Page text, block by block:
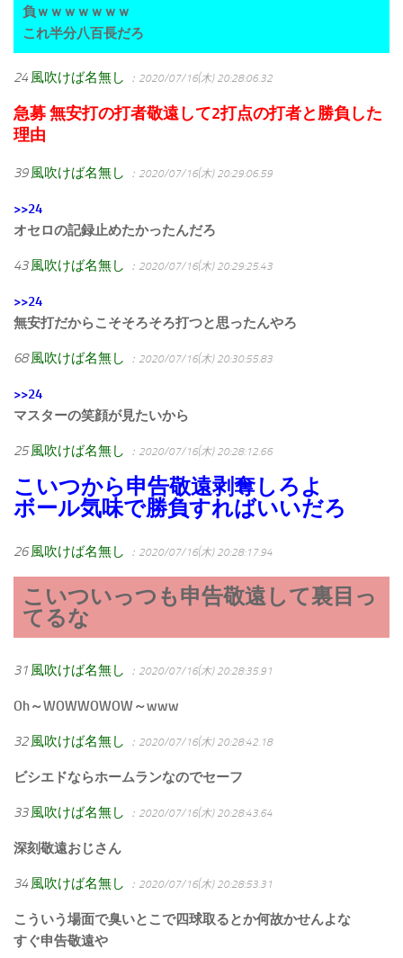
負ｗｗｗｗｗｗｗ
これ半分八百長だろ
24 風吹けば名無し ：2020/07/16(木) 20:28:06.32
急募 無安打の打者敬遠して2打点の打者と勝負した
理由
39 風吹けば名無し ：2020/07/16(木) 20:29:06.59
>>24
オセロの記録止めたかったんだろ
43 風吹けば名無し ：2020/07/16(木) 20:29:25.43
>>24
無安打だからこそそろそろ打つと思ったんやろ
68 風吹けば名無し ：2020/07/16(木) 20:30:55.83
>>24
マスターの笑顔が見たいから
25 風吹けば名無し ：2020/07/16(木) 20:28:12.66
こいつから申告敬遠剥奪しろよ
ボール気味で勝負すればいいだろ
26 風吹けば名無し ：2020/07/16(木) 20:28:17.94
こいついっつも申告敬遠して裏目っ
てるな
31 風吹けば名無し ：2020/07/16(木) 20:28:35.91
Oh～WOWWOWOW～www
32 風吹けば名無し ：2020/07/16(木) 20:28:42.18
ビシエドならホームランなのでセーフ
33 風吹けば名無し ：2020/07/16(木) 20:28:43.64
深刻敬遠おじさん
34 風吹けば名無し ：2020/07/16(木) 20:28:53.31
こういう場面で臭いとこで四球取るとか何故かせんよな
すぐ申告敬遠や